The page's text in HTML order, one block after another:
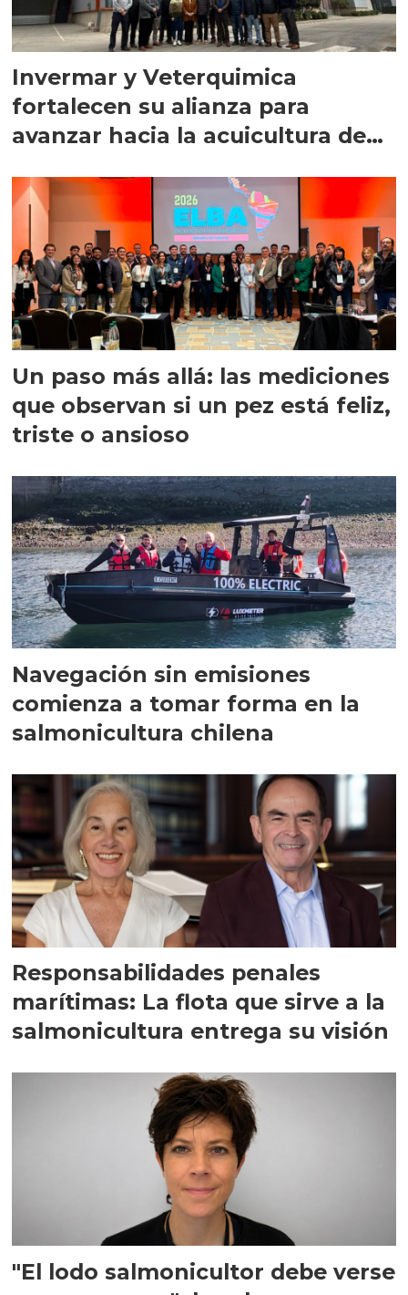
Invermar y Veterquimica
fortalecen su alianza para
avanzar hacia la acuicultura de
Un paso más allá: las mediciones
que observan si un pez está feliz,
triste o ansioso
Navegación sin emisiones
comienza a tomar forma en la
salmonicultura chilena
Responsabilidades penales
marítimas: La flota que sirve a la
salmonicultura entrega su visión
"El lodo salmonicultor debe verse